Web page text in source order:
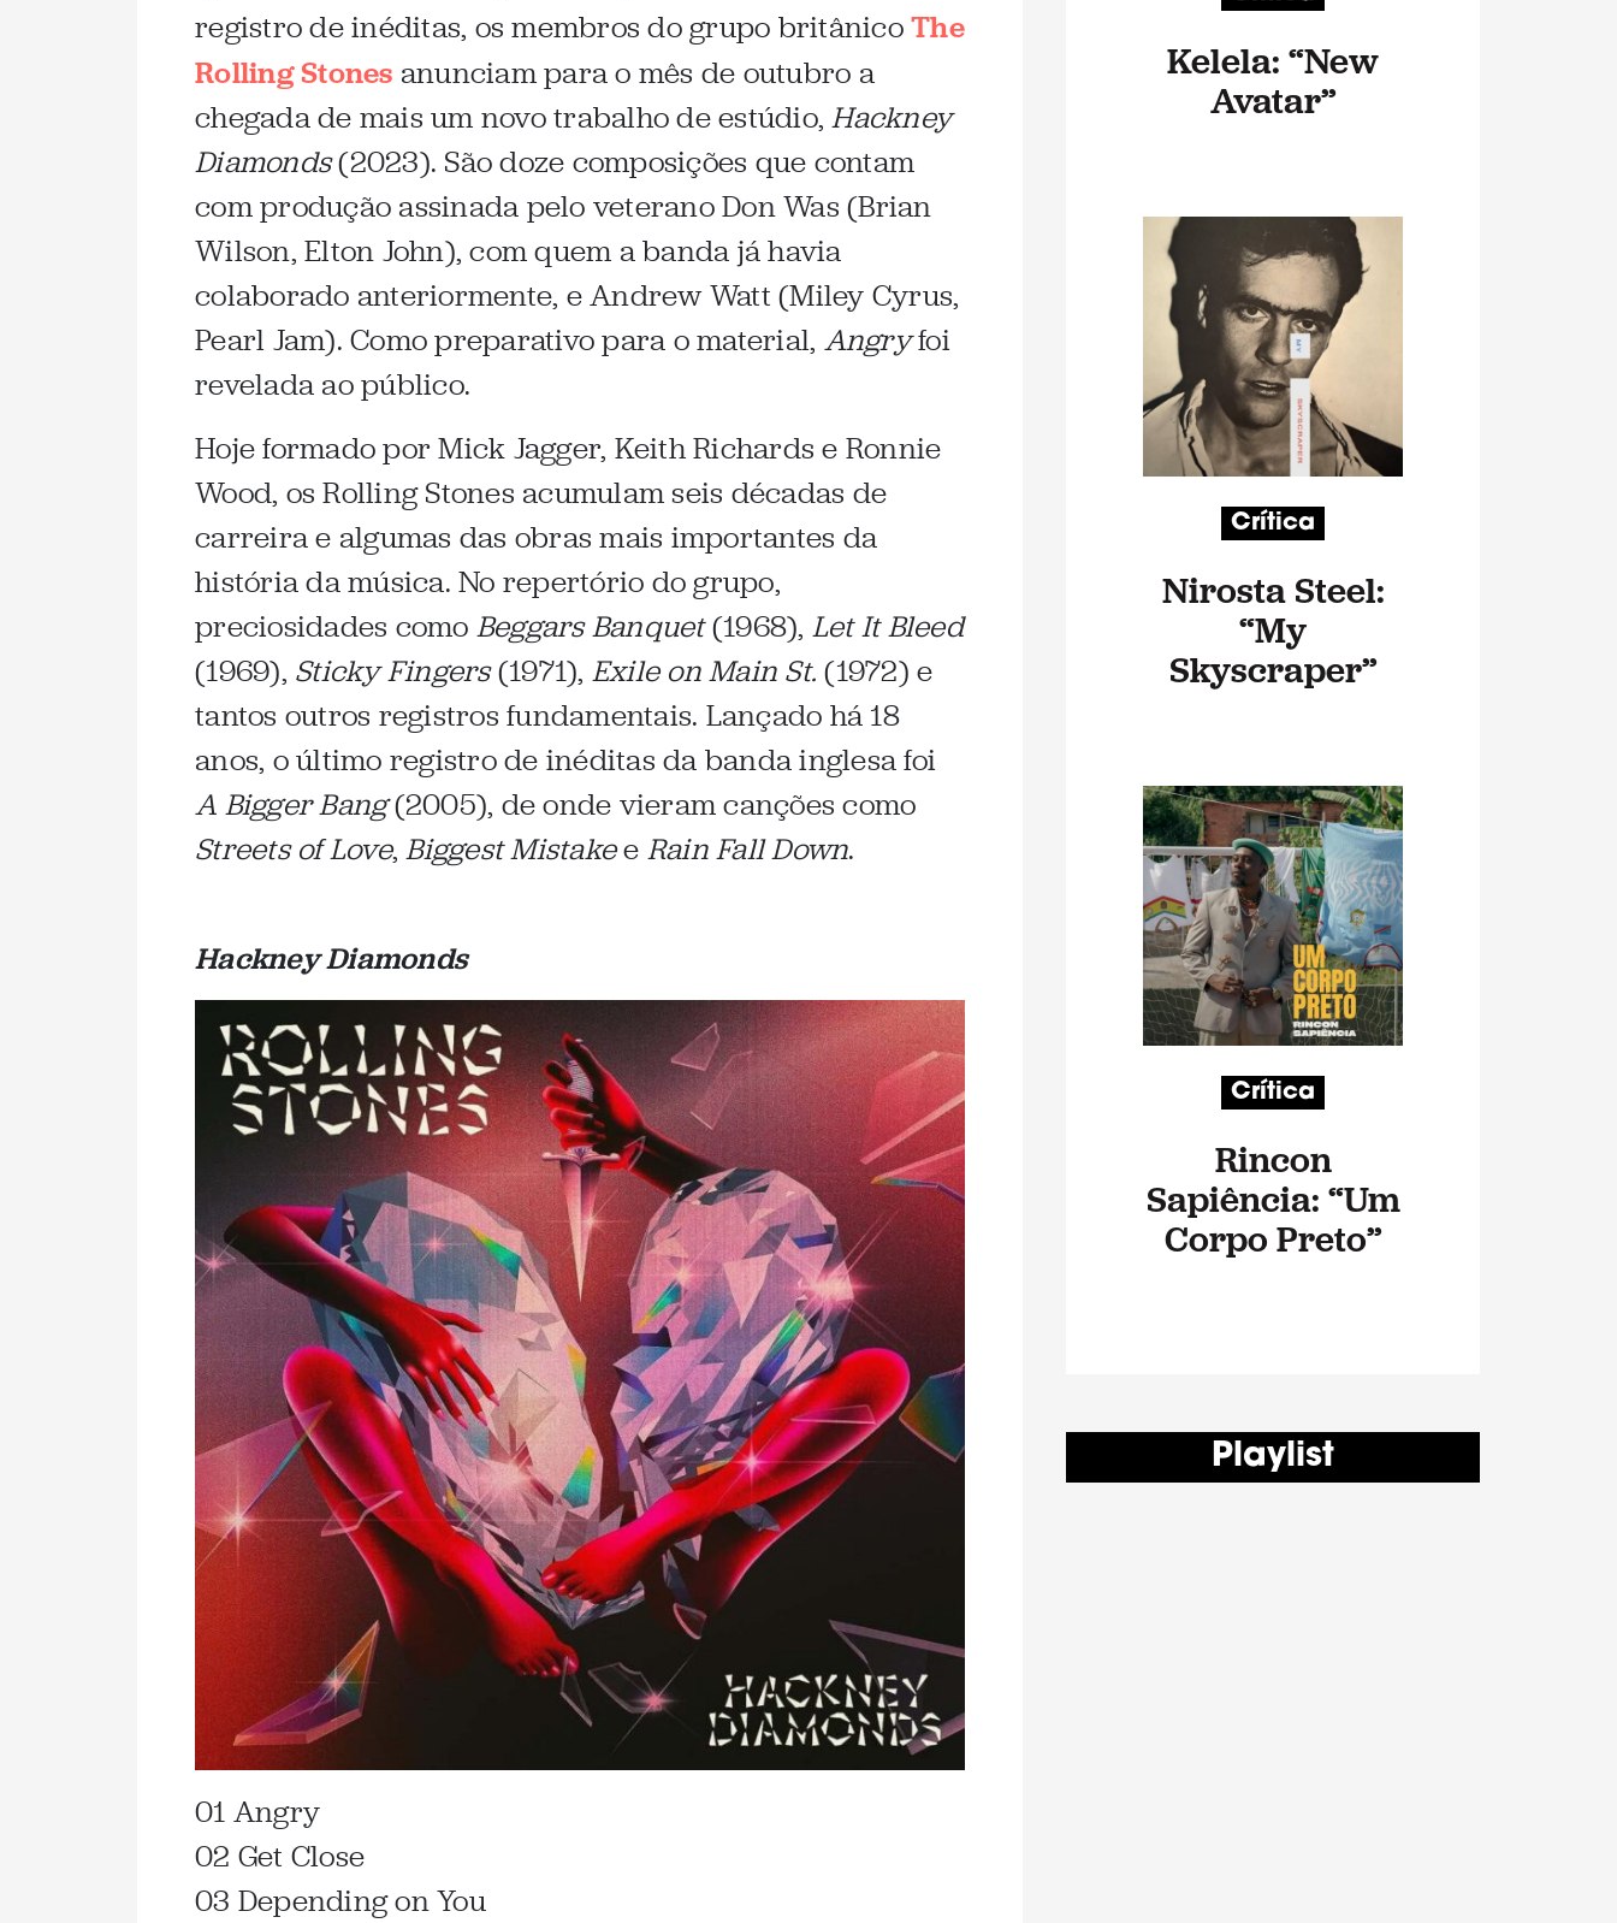
registro de inéditas, os membros do grupo britânicoThe
Rolling Stones anunciam para o mês de outubro a
chegada de mais um novo trabalho de estúdio,Hackney
Diamonds(2023). São doze composições que contam
com produção assinada pelo veterano Don Was (Brian
Wilson, Elton John), com quem a banda já havia
colaborado anteriormente, e Andrew Watt (Miley Cyrus,
Pearl Jam). Como preparativo para o material, Angryfoi
revelada ao público.
Hoje formado por Mick Jagger, Keith Richards e Ronnie
Wood, os Rolling Stones acumulam seis décadas de
carreira e algumas das obras mais importantes da
história da música. No repertório do grupo,
preciosidades como Beggars Banquet(1968), Let It Bleed
(1969), Sticky Fingers(1971), Exile on Main St. (1972) e
tantos outros registros fundamentais. Lançado há 18
anos, o último registro de inéditas da banda inglesa foi
A Bigger Bang(2005), de onde vieram canções como
Streets of Love,Biggest Mistakee Rain Fall Down.
Hackney Diamonds
01 Angry
02 Get Close
03 Depending on You
Kelela: “New
Avatar”
Crítica
Nirosta Steel:
“My
Skyscraper”
Crítica
Rincon
Sapiência: “Um
Corpo Preto”
Playlist